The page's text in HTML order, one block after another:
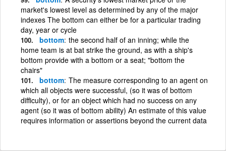
market's lowest level as determined by any of the major
indexes The bottom can either be for a particular trading
day, year or cycle
bottom the second half of an inning; while the
home team is at bat strike the ground, as with a ship's
bottom provide with a bottom or a seat; "bottom the
chairs"
bottom The measure corresponding to an agent on
which all objects were successful, (so it was of bottom
difficulty), or for an object which had no success on any
agent (so it was of bottom ability) An estimate of this value
requires information or assertions beyond the current data